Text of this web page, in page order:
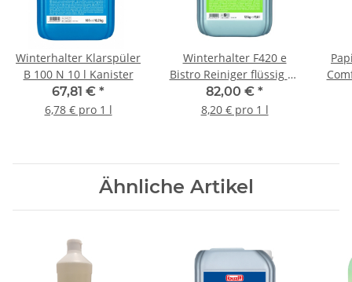
Winterhalter Klarspüler
B 100 N 10 l Kanister
67,81 € *
6,78 € pro 1 l
Winterhalter F420 e
Bistro Reiniger flüssig 12
kg/Kanister
82,00 € *
8,20 € pro 1 l
Ähnliche Artikel